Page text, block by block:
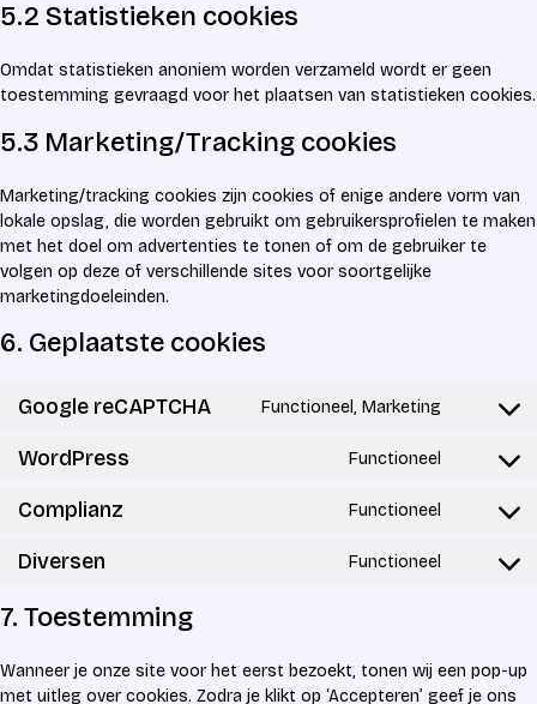
5.2 Statistieken cookies
Omdat statistieken anoniem worden verzameld wordt er geen
toestemming gevraagd voor het plaatsen van statistieken cookies.
5.3 Marketing/Tracking cookies
Marketing/tracking cookies zijn cookies of enige andere vorm van
lokale opslag, die worden gebruikt om gebruikersprofielen te maken
met het doel om advertenties te tonen of om de gebruiker te
volgen op deze of verschillende sites voor soortgelijke
marketingdoeleinden.
6. Geplaatste cookies
Google reCAPTCHA Functioneel, Marketing
WordPress Functioneel
Complianz Functioneel
Diversen Functioneel
Consent
7. Toestemming
Wanneer je onze site voor het eerst bezoekt, tonen wij een pop-up
met uitleg over cookies. Zodra je klikt op ‘Accepteren’ geef je ons